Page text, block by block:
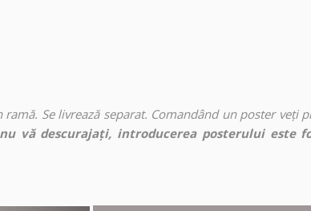
Se livrează separat. Comandând un poster veți
vă descurajați, introducerea posterului este